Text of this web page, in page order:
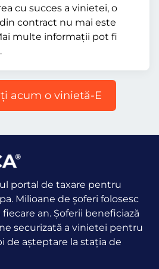
cu succes a vinietei, o
contract nu mai este
multe informații pot fi
.
acum o vinietă-E
portal de taxare pentru
Milioane de șoferi folosesc
an. Șoferii beneficiază
securizată a vinietei pentru
de așteptare la stația de